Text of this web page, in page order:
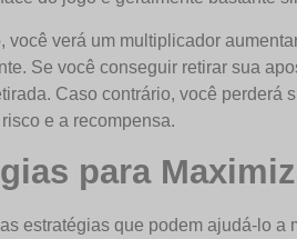
você verá um multiplicador
Se você conseguir retirar sua
Caso contrário, você perderá
e a recompensa.
para
estratégias que podem ajudá-lo